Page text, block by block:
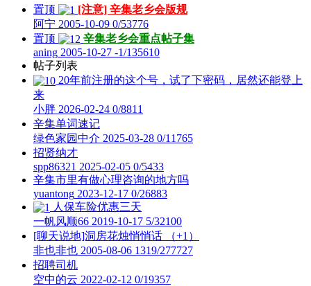
置顶
[注意] 辛集老乡会版规
阿宁 2005-10-09 0/53776
置顶
辛集老乡会重点帖子集
aning 2005-10-27 -1/135610
帖子列表
20年前注册的这个号，试了下密码，居然还能登上
来
小胖 2026-02-24 0/8811
辛集单词速记
绿色家园中介 2025-03-28 0/11765
招贤纳才
spp86321 2025-02-05 0/5433
辛集市里有做心理咨询的地方吗
yuantong 2023-12-17 0/26883
人保车险优惠三天
一帆风顺66 2019-10-17 5/32100
[聊天说地]洞房花烛悄悄话
（+1）
非也非也 2005-08-06 1319/277727
招聘司机
空中的云 2022-02-12 0/19357